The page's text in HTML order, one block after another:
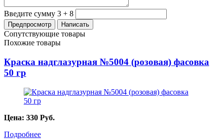
Введите сумму 3 + 8
Сопутствующие товары
Похожие товары
Краска надглазурная №5004 (розовая) фасовка
50 гр
Цена: 330 Руб.
Подробнее